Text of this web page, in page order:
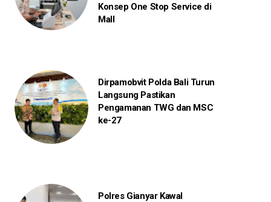
Konsep One Stop Service di
Mall
Dirpamobvit Polda Bali Turun
Langsung Pastikan
Pengamanan TWG dan MSC
ke-27
Polres Gianyar Kawal